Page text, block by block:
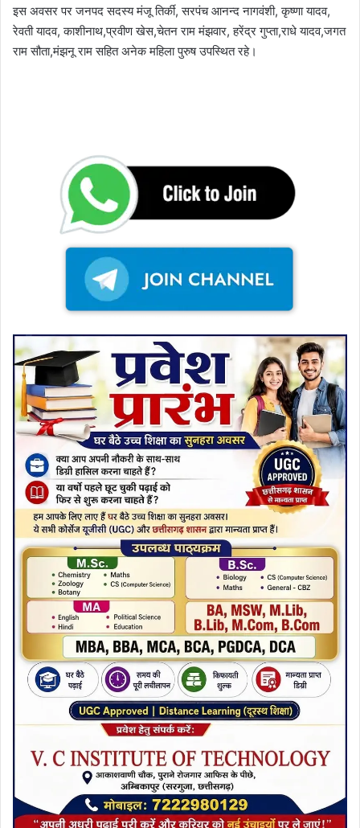
इस अवसर पर जनपद सदस्य मंजू तिर्की, सरपंच आनन्द नागवंशी, कृष्णा यादव,
रेवती यादव, काशीनाथ,प्रवीण खेस,चेतन राम मंझवार, हरेंद्र गुप्ता,राधे यादव,जगत
राम सौता,मंझनू राम सहित अनेक महिला पुरुष उपस्थित रहे।